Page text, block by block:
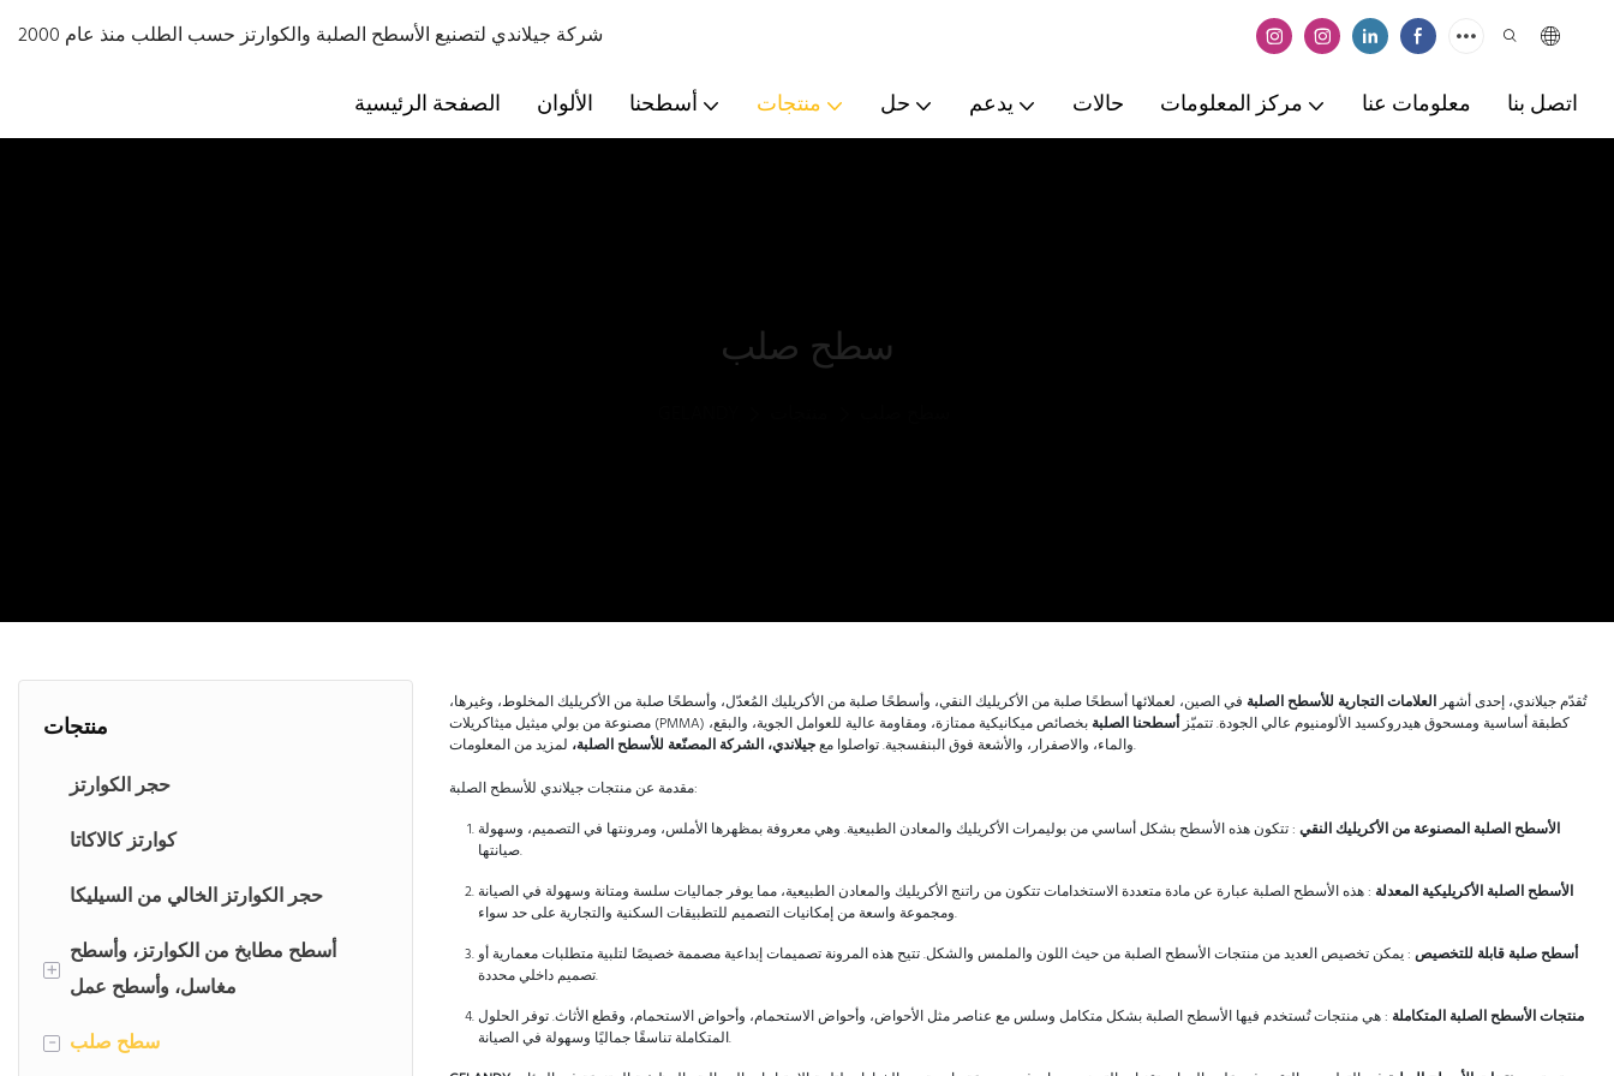
شركة جيلاندي لتصنيع الأسطح الصلبة والكوارتز حسب الطلب منذ عام 2000
الصفحة الرئيسية الألوان أسطحنا منتجات حل يدعم حالات مركز المعلومات معلومات عنا اتصل بنا
سطح صلب
منتجات
حجر الكوارتز
كوارتز كالاكاتا
حجر الكوارتز الخالي من السيليكا
+ أسطح مطابخ من الكوارتز، وأسطح
مغاسل، وأسطح عمل
أسطح مطابخ من الكوارتز
-
سطح صلب
تُقدّم جيلاندي، إحدى أشهرالعلامات التجارية للأسطح الصلبة في الصين، لعملائها أسطحًا صلبة من الأكريليك النقي، وأسطحًا صلبة من الأكريليك المُعدّل، وأسطحًا صلبة من الأكريليك المخلوط، وغيرها،
مصنوعة من بولي ميثيل ميثاكريلات (PMMA) كطبقة أساسية ومسحوق هيدروكسيد الألومنيوم عالي الجودة. تتميّزأسطحنا الصلبة بخصائص ميكانيكية ممتازة، ومقاومة عالية للعوامل الجوية، والبقع،
والماء، والاصفرار، والأشعة فوق البنفسجية. تواصلوا معجيلاندي، الشركة المصنّعة للأسطح الصلبة،
لمزيد من المعلومات.
مقدمة عن منتجات جيلاندي للأسطح الصلبة:
الأسطح الصلبة المصنوعة من الأكريليك النقي : تتكون هذه الأسطح بشكل أساسي من بوليمرات الأكريليك والمعادن الطبيعية. وهي معروفة بمظهرها الأملس، ومرونتها في التصميم، وسهولة
صيانتها.
الأسطح الصلبة الأكريليكية المعدلة : هذه الأسطح الصلبة عبارة عن مادة متعددة الاستخدامات تتكون من راتنج الأكريليك والمعادن الطبيعية، مما يوفر جماليات سلسة ومتانة وسهولة في الصيانة
ومجموعة واسعة من إمكانيات التصميم للتطبيقات السكنية والتجارية على حد سواء.
أسطح صلبة قابلة للتخصيص : يمكن تخصيص العديد من منتجات الأسطح الصلبة من حيث اللون والملمس والشكل. تتيح هذه المرونة تصميمات إبداعية مصممة خصيصًا لتلبية متطلبات معمارية أو
تصميم داخلي محددة.
منتجات الأسطح الصلبة المتكاملة : هي منتجات تُستخدم فيها الأسطح الصلبة بشكل متكامل وسلس مع عناصر مثل الأحواض، وأحواض الاستحمام، وأحواض الاستحمام، وقطع الأثاث. توفر الحلول
المتكاملة تناسقًا جماليًا وسهولة في الصيانة.